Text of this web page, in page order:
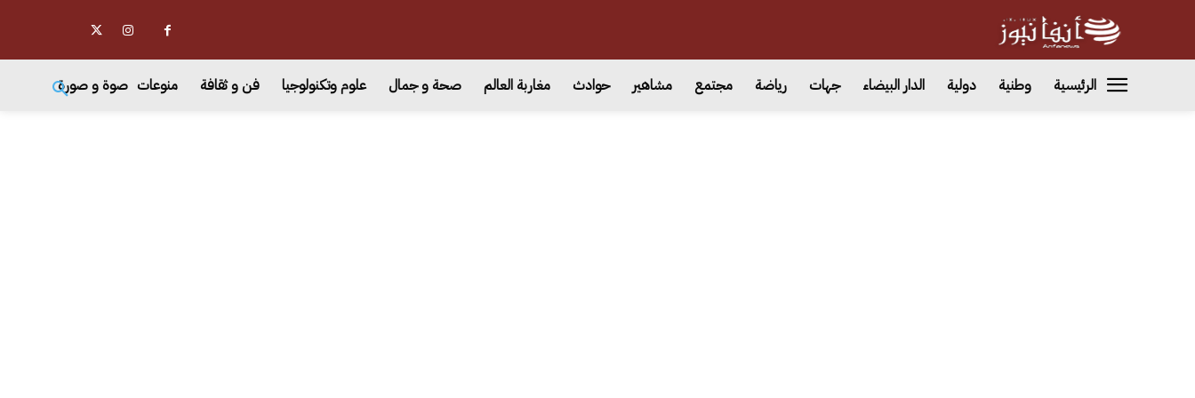
الرئيسية وطنية دولية الدار البيضاء جهات رياضة مجتمع مشاهير حوادث مغاربة العالم صحة و جمال علوم وتكنولوجيا فن و ثقافة منوعات صوة و صورة